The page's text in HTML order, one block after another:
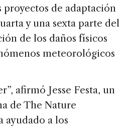
proyectos de adaptación
y una sexta parte del
de los daños físicos
meteorológicos
afirmó Jesse Festa, un
de The Nature
ayudado a los